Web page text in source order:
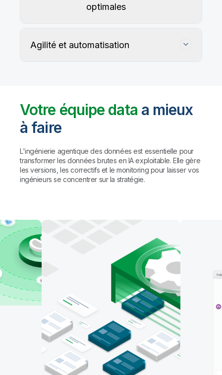
optimales
de vos données
Les règles personnalisées et les agents IA détectent
et profilent les problèmes de qualité, puis proposent
Agilité et automatisation
Automatisez la gestion du data warehouse,
des lakehouses et du data lake prêt pour l'IA
avec des agents de codage comme Claude Code
et GitHub Copilot, ou utilisez l'assistant IA de Qlik
pour travailler en langage naturel.
Votre équipe data a mieux
à faire
L'ingénierie agentique des données est essentielle pour
transformer les données brutes en IA exploitable. Elle gère
les versions, les correctifs et le monitoring pour laisser vos
ingénieurs se concentrer sur la stratégie.